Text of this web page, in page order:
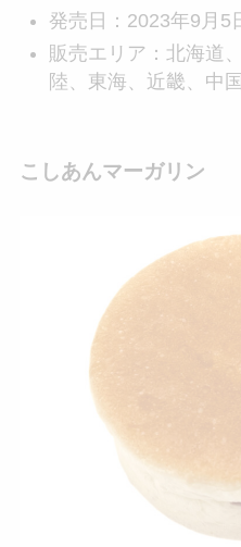
発売日：2023年9月5
販売エリア：北海道
陸、東海、近畿、中
こしあんマーガリン